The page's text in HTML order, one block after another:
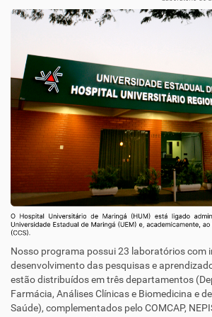
Nosso programa possui 23 laboratórios com
desenvolvimento das pesquisas e
estão distribuídos em três departamentos
Farmácia, Análises Clínicas e Biomedicina e
Saúde), complementados pelo COMCAP,